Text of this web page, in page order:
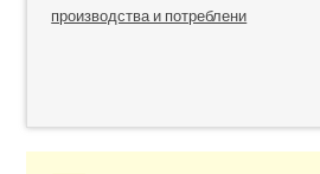
производства и потреблени